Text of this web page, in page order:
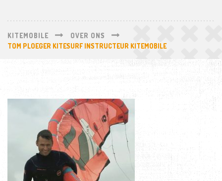
KITEMOBILE
OVER ONS
TOM PLOEGER KITESURF INSTRUCTEUR KITEMOBILE